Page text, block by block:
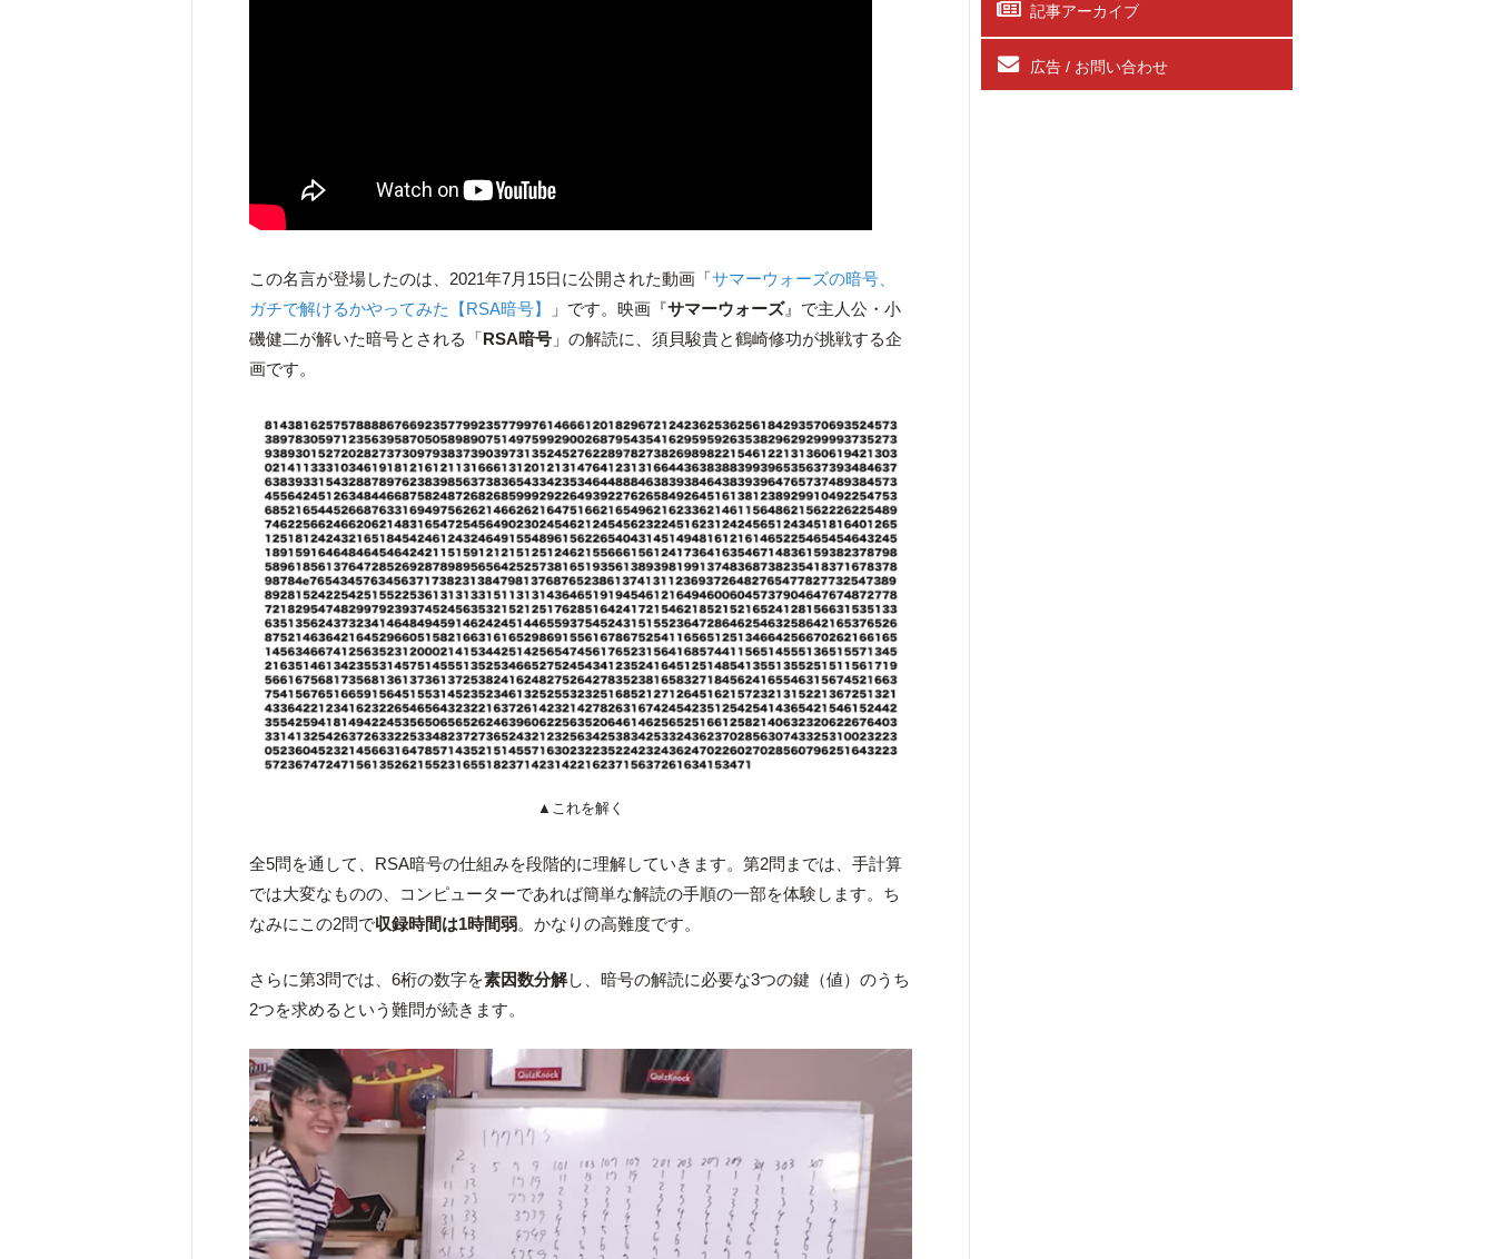
この名言が登場したのは、2021年7月15日に公開された動画「サマーウォーズの暗号、
ガチで解けるかやってみた【RSA暗号】
」です。映画『サマーウォーズ』で主人公・小
磯健二が解いた暗号とされる「RSA暗号 」の解読に、須貝駿貴と鶴崎修功が挑戦する企
画です。
▲これを解く
全5問を通して、RSA暗号の仕組みを段階的に理解していきます。第2問までは、手計算
では大変なものの、コンピューターであれば簡単な解読の手順の一部を体験します。ち
なみにこの2問で収録時間は1時間弱。かなりの高難度です。
さらに第3問では、6桁の数字を素因数分解し、暗号の解読に必要な3つの鍵（値）のうち
2つを求めるという難問が続きます。
記事アーカイブ
広告 / お問い合わせ